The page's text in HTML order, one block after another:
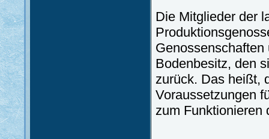
Die Mitglieder der
Bodenbesitz, den
zurück. Das heißt,
Voraussetzungen
zum Funktionieren